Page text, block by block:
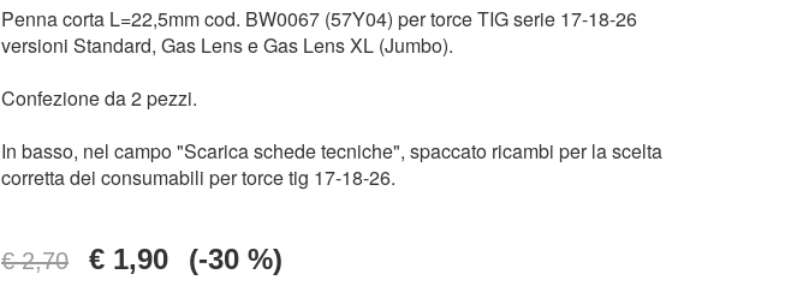
Penna corta L=22,5mm cod. BW0067 (57Y04) per torce TIG serie 17-18-26
versioni Standard, Gas Lens e Gas Lens XL (Jumbo).
Confezione da 2 pezzi.
In basso, nel campo "Scarica schede tecniche", spaccato ricambi per la scelta
corretta dei consumabili per torce tig 17-18-26.
€ 2,70 € 1,90 (-30 %)